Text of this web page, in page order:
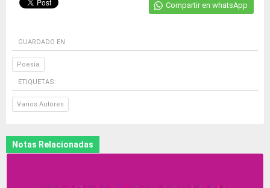
Compartir en whatsApp
GUARDADO EN
Poesía
ETIQUETAS:
Varios Autores
Notas Relacionadas